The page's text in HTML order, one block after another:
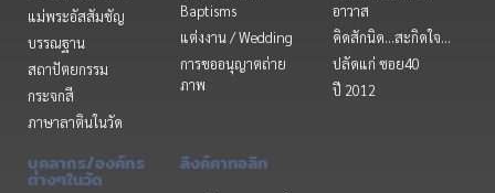
แม่พระอัสสัมชัญ
บรรณฐาน
สถาปัตยกรรม
กระจกสี
ภาษาลาตินในวัด
Baptisms
แต่งงาน / Wedding
การขออนุญาตถ่าย
ภาพ
อาวาส
คิดสักนิด...สะกิดใจ...
ปลัดแก่ ซอย40
ปี 2012
บุคลากร/องค์กร
ต่างๆในวัด
ลิงค์คาทอลิก